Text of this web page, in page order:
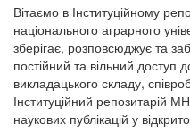
Вітаємо в Інституційному
національного аграрного
зберігає, розповсюджує та
постійний та вільний доступ
викладацького складу,
Інституційний репозитарій
наукових публікацій у